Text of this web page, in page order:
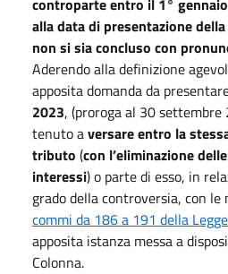
alladata di presentazione
non si sia concluso con
Aderendo alla definizione
apposita domanda da
2023, (proroga al 30
tenuto aversare entro la
tributo (con l’eliminazione
interessi) o parte di esso, in
grado della controversia, con
commi da 186 a 191 della
apposita istanza messa a
Colonna.